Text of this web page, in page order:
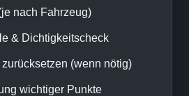
nach Fahrzeug)
& Dichtigkeitscheck
(wenn nötig)
wichtiger Punkte